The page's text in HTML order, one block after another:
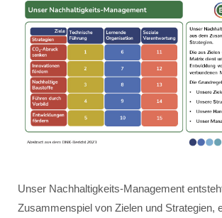
Unser Nachhaltigkeits-Management
Zusammenspiel von Zielen und Strategien,